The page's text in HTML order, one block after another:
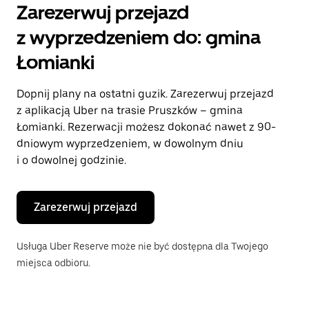
i wybrać
Naciśnij
klawisz
„Escape”,
zamknąć
kalendarz.
Zarezerwuj przejazd
z wyprzedzeniem do: gmina
Łomianki
Dopnij plany na ostatni guzik. Zarezerwuj przejazd
z aplikacją Uber na trasie Pruszków – gmina
Łomianki. Rezerwacji możesz dokonać nawet z 90-
dniowym wyprzedzeniem, w dowolnym dniu
i o dowolnej godzinie.
Zarezerwuj przejazd
Usługa Uber Reserve może nie być dostępna dla Twojego
miejsca odbioru.